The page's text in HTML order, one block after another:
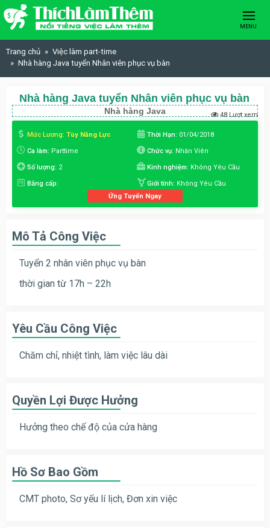
Skip to content
MENU
Trang chủ
Việc làm part-time
Nhà hàng Java tuyển Nhân viên phục vụ bàn
Nhà hàng Java tuyển Nhân viên phục vụ bàn
Nhà hàng Java 48 Lượt xem
Mức Lương: Tùy Năng Lực Thời Hạn: 01/04/2018
Ca làm: Parttime Chức vụ: Nhân Viên
Số lượng: 2 Kinh nghiệm: Không Yêu Cầu
Bằng cấp: Giới tính: Không Yêu Cầu
Ứng Tuyển Ngay
Mô Tả Công Việc
Tuyển 2 nhân viên phục vụ bàn
thời gian từ 17h – 22h
Yêu Cầu Công Việc
Chăm chỉ, nhiệt tình, làm việc lâu dài
Quyền Lợi Được Hưởng
Hưởng theo chế độ của cửa hàng
Hồ Sơ Bao Gồm
CMT photo, Sơ yếu lí lịch, Đơn xin việc